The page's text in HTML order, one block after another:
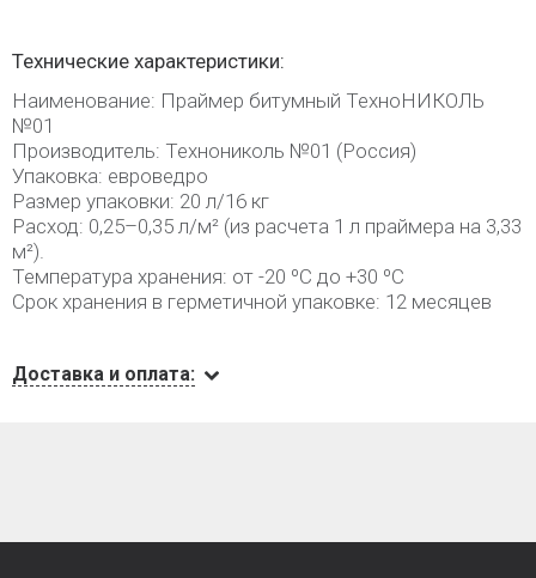
Технические характеристики:
Наименование: Праймер битумный ТехноНИКОЛЬ
№01
Производитель: Технониколь №01 (Россия)
Упаковка: евроведро
Размер упаковки: 20 л/16 кг
Расход: 0,25–0,35 л/м² (из расчета 1 л праймера на 3,33
м²).
Температура хранения: от -20 ºС до +30 ºС
Срок хранения в герметичной упаковке: 12 месяцев
Доставка и оплата: